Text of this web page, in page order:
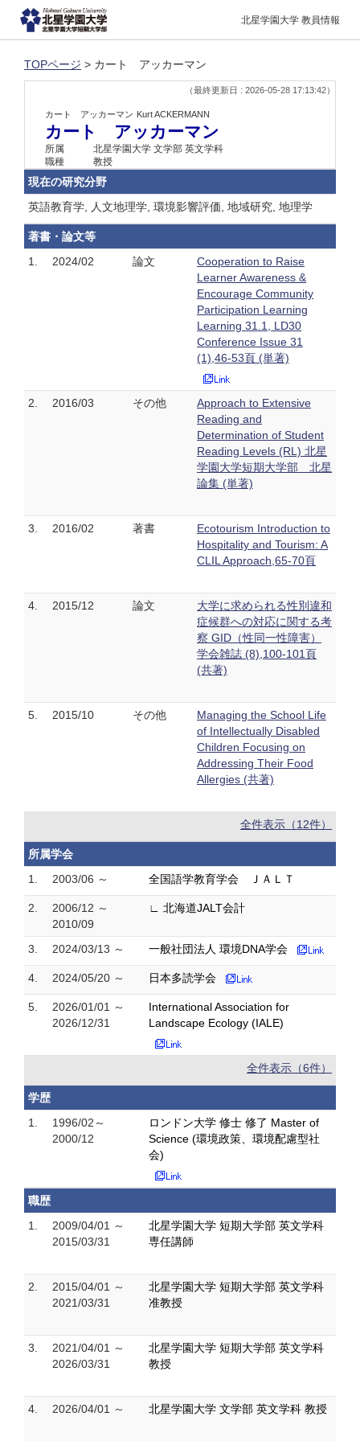
北星学園大学 教員情報
TOPページ > カート アッカーマン
（最終更新日 : 2026-05-28 17:13:42）
カート アッカーマン Kurt ACKERMANN
カート アッカーマン
所属
北星学園大学 文学部 英文学科
職種
教授
現在の研究分野
英語教育学, 人文地理学, 環境影響評価, 地域研究, 地理学
著書・論文等
1.
2024/02 論文
Cooperation to Raise
Learner Awareness &
Encourage Community
Participation Learning
Learning 31.1, LD30
Conference Issue 31
(1),46-53頁 (単著)
2. 2016/03 その他
Approach to Extensive
Reading and
Determination of Student
Reading Levels (RL) 北星
学園大学短期大学部 北星
論集 (単著)
3. 2016/02 著書
Ecotourism Introduction to
Hospitality and Tourism: A
CLIL Approach,65-70頁
4. 2015/12 論文
大学に求められる性別違和
症候群への対応に関する考
察 GID（性同一性障害）
学会雑誌 (8),100-101頁
(共著)
5. 2015/10 その他
Managing the School Life
of Intellectually Disabled
Children Focusing on
Addressing Their Food
Allergies (共著)
全件表示（12件）
所属学会
1.
2003/06 ～ 全国語学教育学会 ＪＡＬＴ
2.
2006/12 ～
2010/09
∟ 北海道JALT会計
3. 2024/03/13 ～ 一般社団法人 環境DNA学会
4. 2024/05/20 ～ 日本多読学会
5.
2026/01/01 ～
2026/12/31
International Association for
Landscape Ecology (IALE)
全件表示（6件）
学歴
1.
1996/02～
2000/12
ロンドン大学 修士 修了 Master of
Science (環境政策、環境配慮型社
会)
職歴
1.
2009/04/01 ～
2015/03/31
北星学園大学 短期大学部 英文学科
専任講師
2.
2015/04/01 ～
2021/03/31
北星学園大学 短期大学部 英文学科
准教授
3.
2021/04/01 ～
2026/03/31
北星学園大学 短期大学部 英文学科
教授
4. 2026/04/01 ～ 北星学園大学 文学部 英文学科 教授